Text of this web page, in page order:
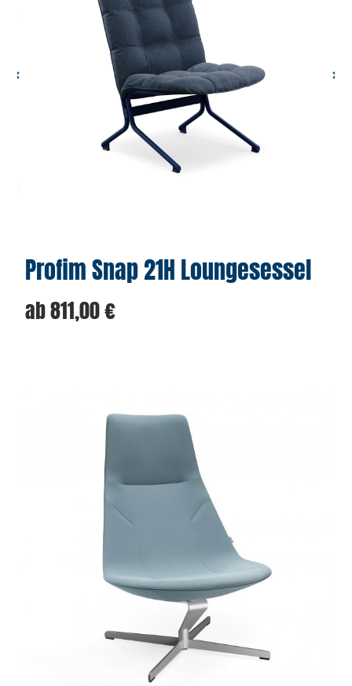
Profim Snap 21H Loungesessel
ab811,00€